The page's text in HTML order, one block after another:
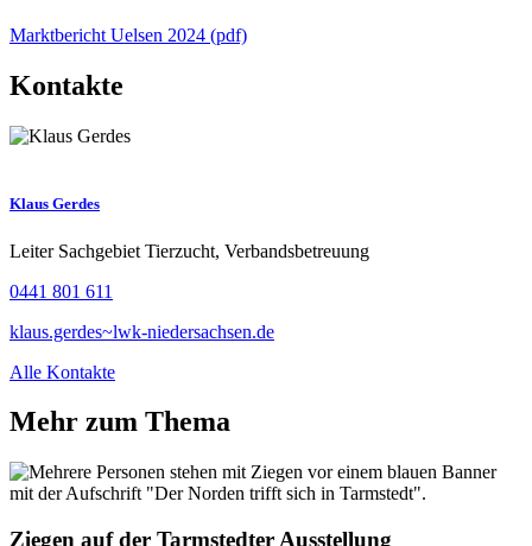
Marktbericht Uelsen 2024 (pdf)
Kontakte
Klaus Gerdes
Leiter Sachgebiet Tierzucht, Verbandsbetreuung
0441 801 611
klaus.gerdes~lwk-niedersachsen.de
Alle Kontakte
Mehr zum Thema
Ziegen auf der Tarmstedter Ausstellung